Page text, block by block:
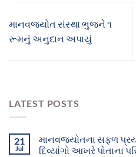
માનવજ્યોત સંસ્થા ભુજને ૧
રૂમનું અનુદાન અપાયું
LATEST POSTS
21
Jul
માનવજ્યોતના સફળ
દિવ્યાંગો આખરે પોતાના